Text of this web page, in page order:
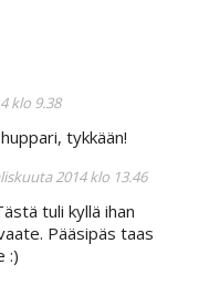
klo 9.38
tykkään!
2014 klo 13.46
tuli kyllä ihan
Pääsipäs taas
:)